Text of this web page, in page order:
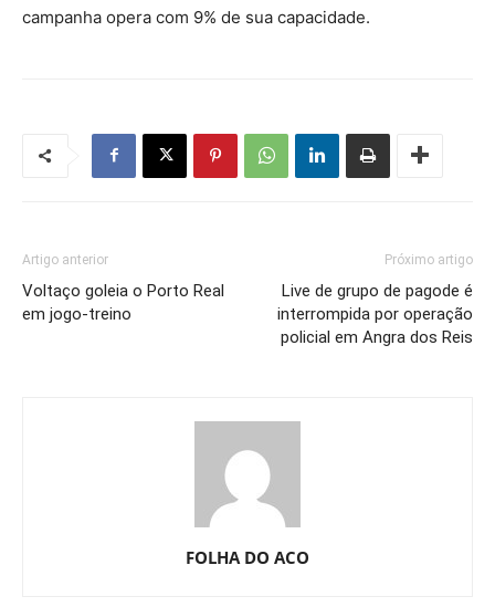
campanha opera com 9% de sua capacidade.
Artigo anterior
Voltaço goleia o Porto Real
em jogo-treino
Próximo artigo
Live de grupo de pagode é
interrompida por operação
policial em Angra dos Reis
FOLHA DO ACO